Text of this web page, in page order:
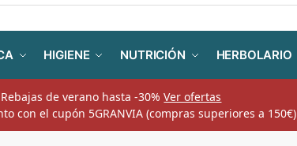
HIGIENE NUTRICIÓN HERBOLARIO
Rebajas de verano hasta -30%Ver ofertas
con el cupón 5GRANVIA (compras superiores a 150€)